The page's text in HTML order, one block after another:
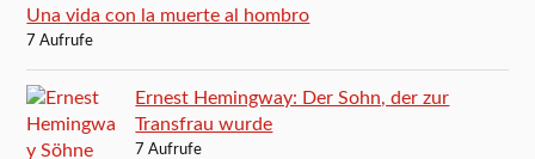
Una vida con la muerte al hombro
7 Aufrufe
Ernest Hemingway: Der Sohn, der zur
Transfrau wurde
7 Aufrufe